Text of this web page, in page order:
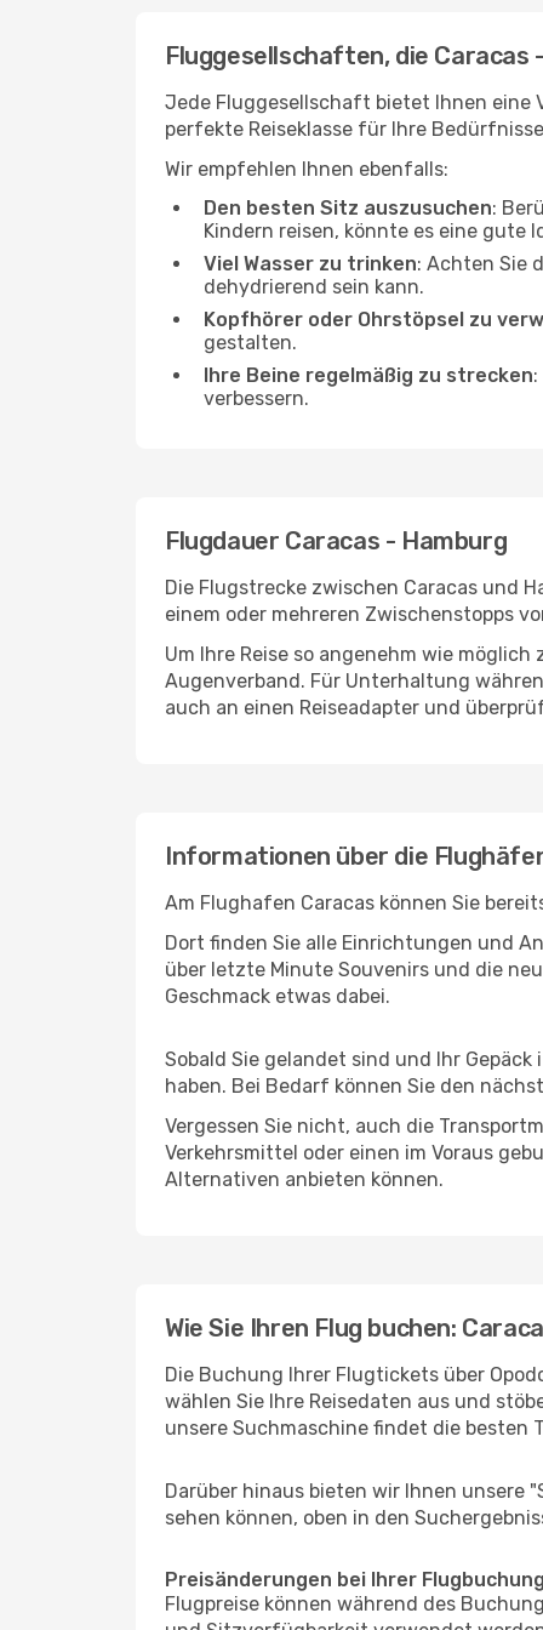
Fluggesellschaften, die Caracas
Jede Fluggesellschaft bietet Ihnen eine
perfekte Reiseklasse für Ihre
Wir empfehlen Ihnen ebenfalls:
Den besten Sitz auszusuchen:
Kindern reisen, könnte es eine gute
Viel Wasser zu trinken: Achten Sie
dehydrierend sein kann.
Kopfhörer oder Ohrstöpsel zu
gestalten.
Ihre Beine regelmäßig zu strecken
verbessern.
Flugdauer Caracas - Hamburg
Die Flugstrecke zwischen Caracas und
einem oder mehreren Zwischenstopps
Um Ihre Reise so angenehm wie
Augenverband. Für Unterhaltung
auch an einen Reiseadapter und
Informationen über die
Am Flughafen Caracas können Sie
Dort finden Sie alle Einrichtungen und
über letzte Minute Souvenirs und die
Geschmack etwas dabei.
Sobald Sie gelandet sind und Ihr
haben. Bei Bedarf können Sie den
Vergessen Sie nicht, auch die
Verkehrsmittel oder einen im Voraus
Alternativen anbieten können.
Wie Sie Ihren Flug buchen:
Die Buchung Ihrer Flugtickets über
wählen Sie Ihre Reisedaten aus und
unsere Suchmaschine findet die besten
Darüber hinaus bieten wir Ihnen unsere
sehen können, oben in den
Preisänderungen bei Ihrer
Flugpreise können während des